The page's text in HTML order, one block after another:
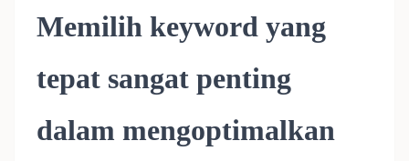
Memilih keyword yang
tepat sangat penting
dalam mengoptimalkan